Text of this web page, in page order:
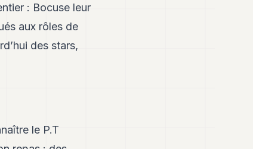
: Bocuse leur
aux rôles de
des stars,
le P.T